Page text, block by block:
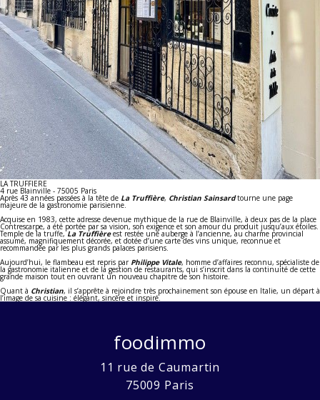
LA TRUFFIERE
4 rue Blainville - 75005 Paris
Après 43 années passées à la tête de La Truffière, Christian Sainsardtourne une page
majeure de la gastronomie parisienne.
Acquise en 1983, cette adresse devenue mythique de la rue de Blainville, à deux pas de la place
Contrescarpe, a été portée par sa vision, son exigence et son amour du produit jusqu’aux étoiles.
Temple de la truffe,La Truffièreest restée une auberge à l’ancienne, au charme provincial
assumé, magnifiquement décorée, et dotée d’une carte des vins unique, reconnue et
recommandée par les plus grands palaces parisiens.
Aujourd’hui, le flambeau est repris par Philippe Vitale, homme d’affaires reconnu, spécialiste de
la gastronomie italienne et de la gestion de restaurants, qui s’inscrit dans la continuité de cette
grande maison tout en ouvrant un nouveau chapitre de son histoire.
Quant à Christian, il s’apprête à rejoindre très prochainement son épouse en Italie, un départ à
l’image de sa cuisine : élégant, sincère et inspiré.
foodimmo
11 rue de Caumartin
75009 Paris